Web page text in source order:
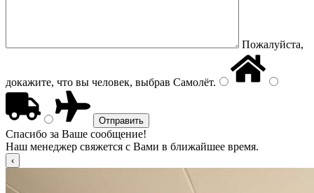
Пожалуйста,
докажите, что вы человек, выбрав Самолёт.
Спасибо за Ваше сообщение!
Наш менеджер свяжется с Вами в ближайшее время.